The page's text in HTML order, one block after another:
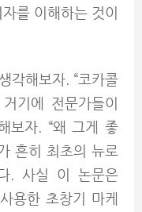
를 이해하는 것이
각해보자. “코카콜
기에 전문가들이
보자. “왜 그게 좋
흔히 최초의 뉴로
. 사실 이 논문은
용한 초창기 마케